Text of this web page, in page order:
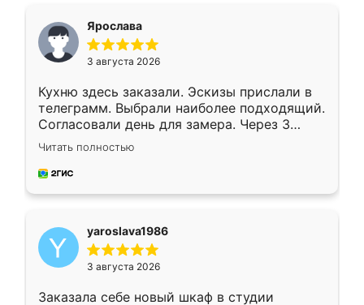
Ярослава
3 августа 2026
Кухню здесь заказали. Эскизы прислали в
телеграмм. Выбрали наиболее подходящий.
Согласовали день для замера. Через 3
недели кухня была уже готова. Остались
довольны работой. Спасибо Ренессанс
мебель за качественную работу!
Читать полностью
yaroslava1986
3 августа 2026
Заказала себе новый шкаф в студии